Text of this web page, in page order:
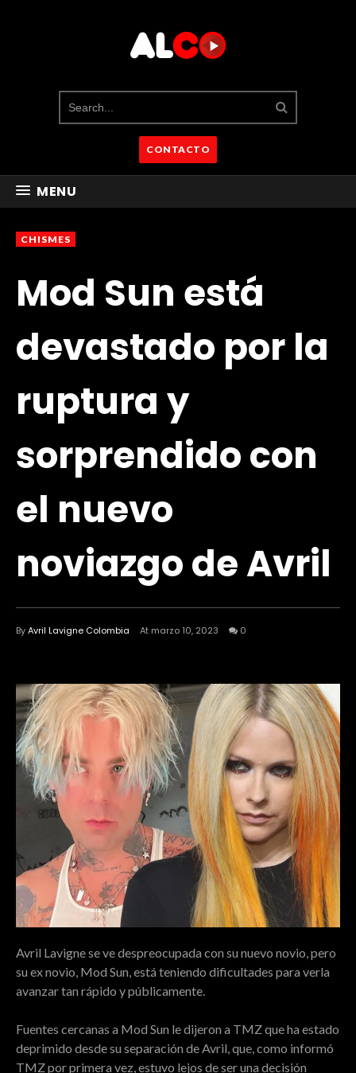
CONTACTO
MENU
CHISMES
Mod Sun está
devastado por la
ruptura y
sorprendido con
el nuevo
noviazgo de Avril
ByAvril Lavigne Colombia At marzo 10, 2023 0
Avril Lavigne se ve despreocupada con su nuevo novio, pero
su ex novio, Mod Sun, está teniendo dificultades para verla
avanzar tan rápido y públicamente.
Fuentes cercanas a Mod Sun le dijeron a TMZ que ha estado
deprimido desde su separación de Avril, que, como informó
TMZ por primera vez, estuvo lejos de ser una decisión